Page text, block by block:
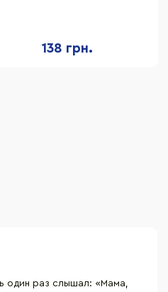
138 грн.
один раз слышал: «Мама,